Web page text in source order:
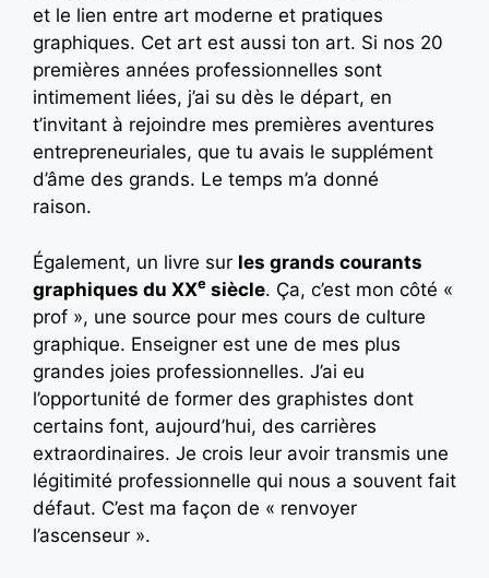
et le lien entre art moderne et pratiques
graphiques. Cet art est aussi ton art. Si nos 20
premières années professionnelles sont
intimement liées, j’ai su dès le départ, en
t’invitant à rejoindre mes premières aventures
entrepreneuriales, que tu avais le supplément
d’âme des grands. Le temps m’a donné
raison.
Également, un livre sur les grands courants
graphiques du XXe siècle. Ça, c’est mon côté «
prof », une source pour mes cours de culture
graphique. Enseigner est une de mes plus
grandes joies professionnelles. J’ai eu
l’opportunité de former des graphistes dont
certains font, aujourd’hui, des carrières
extraordinaires. Je crois leur avoir transmis une
légitimité professionnelle qui nous a souvent fait
défaut. C’est ma façon de « renvoyer
l’ascenseur ».